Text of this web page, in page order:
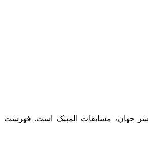
جهان، مسابقات المپیک است. فهرست